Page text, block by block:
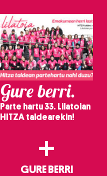
Gure berri.
Parte hartu 33. Lilatoian
HITZA taldearekin!
+
GURE BERRI